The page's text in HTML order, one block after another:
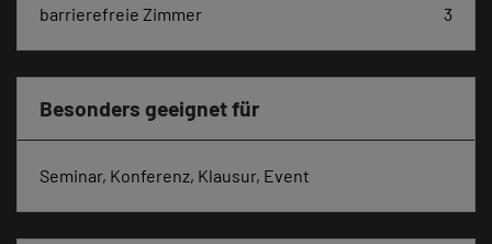
barrierefreie Zimmer
3
Besonders geeignet für
Seminar, Konferenz, Klausur, Event